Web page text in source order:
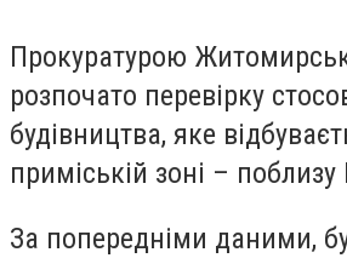
Прокуратурою
розпочато перевірку
будівництва, яке
приміській зоні – поблизу
За попередніми даними,